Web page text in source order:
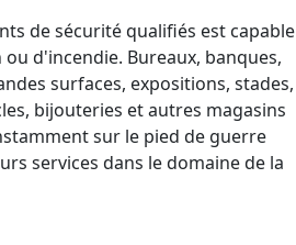
de sécurité qualifiés est capable
d'incendie. Bureaux, banques,
surfaces, expositions, stades,
bijouteries et autres magasins
sur le pied de guerre
services dans le domaine de la